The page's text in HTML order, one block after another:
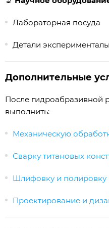
Лабораторная посуда
Детали
Дополнительные
После гидроабразивной
выполнить:
Механическую
Сварку титановых
Шлифовку и полировку
Проектирование и